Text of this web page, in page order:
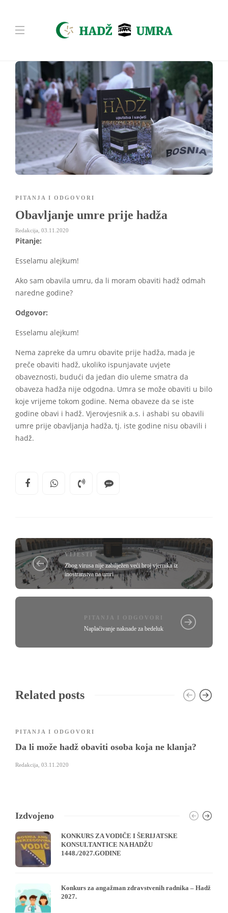
PITANJA I ODGOVORI
Obavljanje umre prije hadža
Redakcija 03.11.2020
Pitanje:
Esselamu alejkum!
Ako sam obavila umru, da li moram obaviti hadž odmah
naredne godine?
Odgovor:
Esselamu alejkum!
Nema zapreke da umru obavite prije hadža, mada je
preče obaviti hadž, ukoliko ispunjavate uvjete
obaveznosti, budući da jedan dio uleme smatra da
obaveza hadža nije odgodna. Umra se može obaviti u bilo
koje vrijeme tokom godine. Nema obaveze da se iste
godine obavi i hadž. Vjerovjesnik a.s. i ashabi su obavili
umre prije obavljanja hadža, tj. iste godine nisu obavili i
hadž.
VIJESTI
Zbog virusa nije zabilježen veći broj vjernika iz
inostranstva na umri
PITANJA I ODGOVORI
Naplaćivanje naknade za bedeluk
Related posts
PITANJA I ODGOVORI
Da li može hadž obaviti osoba koja ne klanja?
Redakcija 03.11.2020
Izdvojeno
KONKURS ZA VODIČE I ŠERIJATSKE
KONSULTANTICE NA HADŽU
1448./2027.GODINE
Konkurs za angažman zdravstvenih radnika – Hadž
2027.